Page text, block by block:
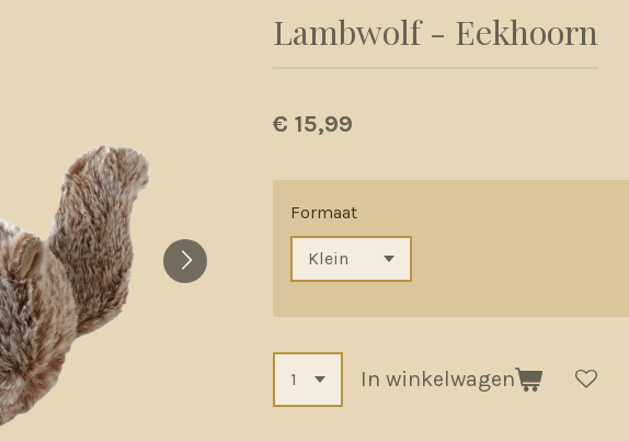
Lambwolf - Eekhoorn
€ 15,99
Formaat
In winkelwagen